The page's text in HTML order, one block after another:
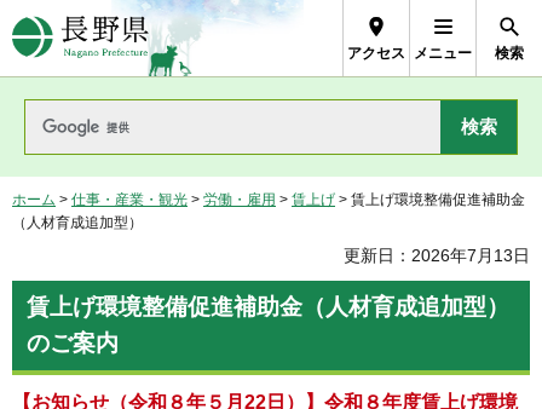
長野県Nagano Prefecture
アクセス メニュー 検索
ホーム > 仕事・産業・観光 > 労働・雇用 > 賃上げ > 賃上げ環境整備促進補助金
（人材育成追加型）
更新日：2026年7月13日
賃上げ環境整備促進補助金（人材育成追加型）
のご案内
【お知らせ（令和８年５月22日）】令和８年度賃上げ環境